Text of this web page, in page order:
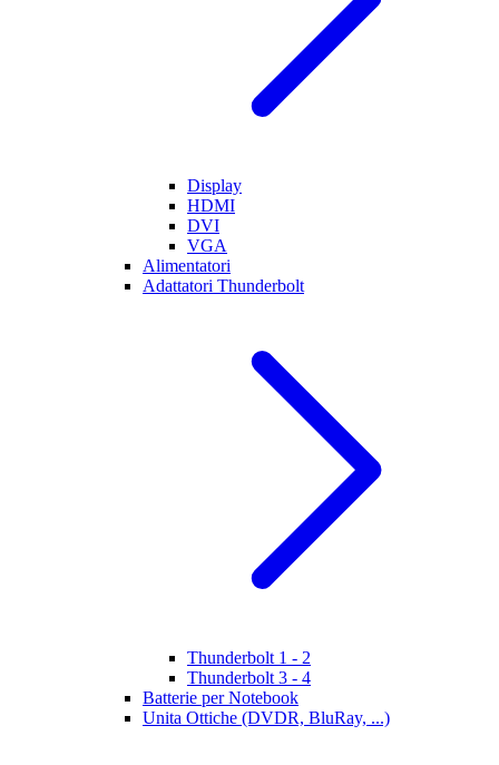
Display
HDMI
DVI
VGA
Alimentatori
Adattatori Thunderbolt
Thunderbolt 1 - 2
Thunderbolt 3 - 4
Batterie per Notebook
Unita Ottiche (DVDR, BluRay, ...)